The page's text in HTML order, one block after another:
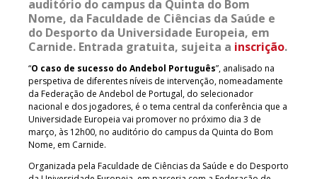
auditório do campus da Quinta do Bom
Nome, da Faculdade de Ciências da Saúde e
do Desporto da Universidade Europeia, em
Carnide. Entrada gratuita, sujeita a inscrição.
“O caso de sucesso do Andebol Português”, analisado na
perspetiva de diferentes níveis de intervenção, nomeadamente
da Federação de Andebol de Portugal, do selecionador
nacional e dos jogadores, é o tema central da conferência que a
Universidade Europeia vai promover no próximo dia 3 de
março, às 12h00, no auditório do campus da Quinta do Bom
Nome, em Carnide.
Organizada pela Faculdade de Ciências da Saúde e do Desporto